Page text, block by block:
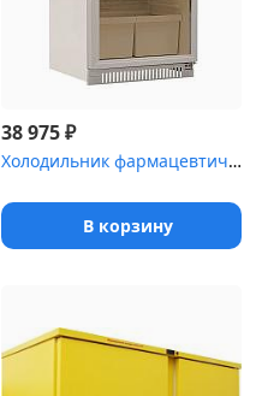
38 975₽
Холодильник фармацевтический Pozis ХФ-250-3 со стеклянной дверью ...
В корзину